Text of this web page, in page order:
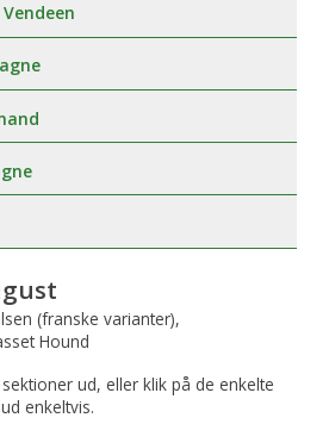
(franske varianter),
Hound
ud, eller klik på de enkelte
enkeltvis.